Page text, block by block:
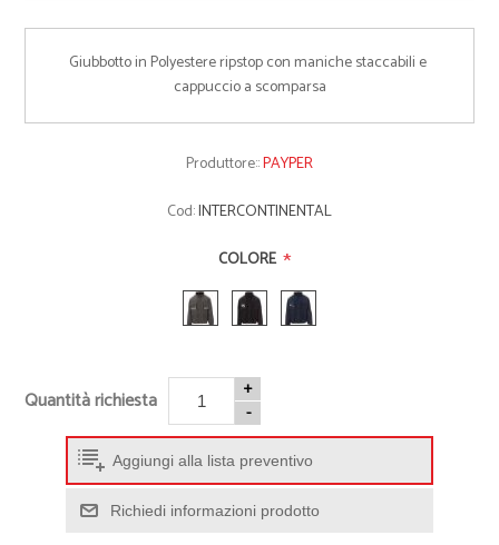
Giubbotto in Polyestere ripstop con maniche staccabili e
cappuccio a scomparsa
Produttore::PAYPER
Cod:INTERCONTINENTAL
COLORE *
Quantità richiesta
+
-
Aggiungi alla lista preventivo
Richiedi informazioni prodotto